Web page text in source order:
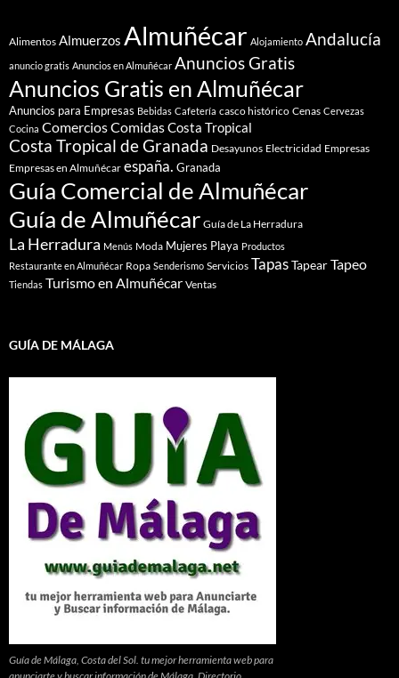
Alimentos Almuerzos Almuñécar Alojamiento Andalucía
anuncio gratis Anuncios en Almuñécar Anuncios Gratis
Anuncios Gratis en Almuñécar
Anuncios para Empresas Bebidas Cafetería casco histórico Cenas Cervezas
Cocina ComerciosComidasCosta Tropical
Costa Tropical de Granada Desayunos Electricidad Empresas
Empresas en Almuñécar españa. Granada
Guía Comercial de Almuñécar
Guía de Almuñécar Guía de La Herradura
La Herradura Menús Moda Mujeres Playa Productos
Restaurante en Almuñécar Ropa Senderismo Servicios TapasTapearTapeo
Tiendas Turismo en Almuñécar Ventas
GUÍA DE MÁLAGA
Guía de Málaga, Costa del Sol. tu mejor herramienta web para